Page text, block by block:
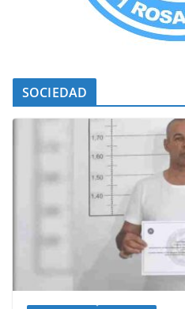
SOCIEDAD